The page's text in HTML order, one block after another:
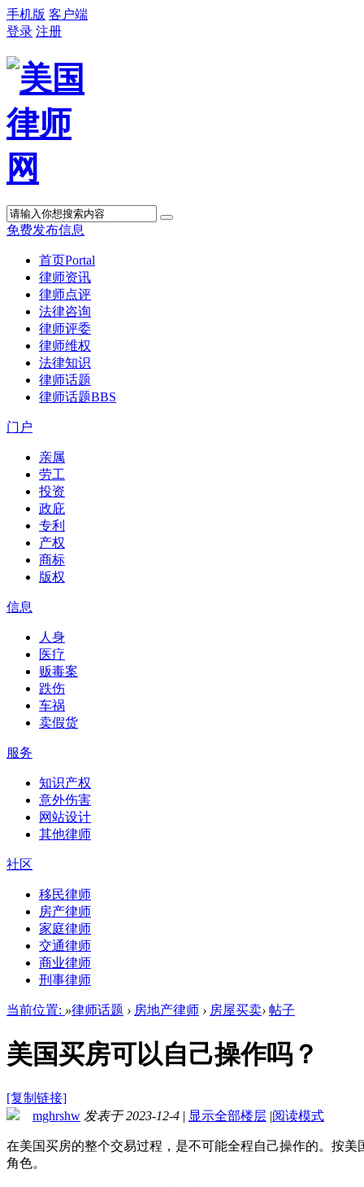
手机版 客户端
登录 注册
免费发布信息
首页Portal
律师资讯
律师点评
法律咨询
律师评委
律师维权
法律知识
律师话题
律师话题BBS
门户
亲属
劳工
投资
政庇
专利
产权
商标
版权
信息
人身
医疗
贩毒案
跌伤
车祸
卖假货
服务
知识产权
意外伤害
网站设计
其他律师
社区
移民律师
房产律师
家庭律师
交通律师
商业律师
刑事律师
当前位置: »律师话题 › 房地产律师 › 房屋买卖› 帖子
美国买房可以自己操作吗？
[复制链接]
mghrshw 发表于 2023-12-4 | 显示全部楼层 |阅读模式
在美国买房的整个交易过程，是不可能全程自己操作的。按
角色。